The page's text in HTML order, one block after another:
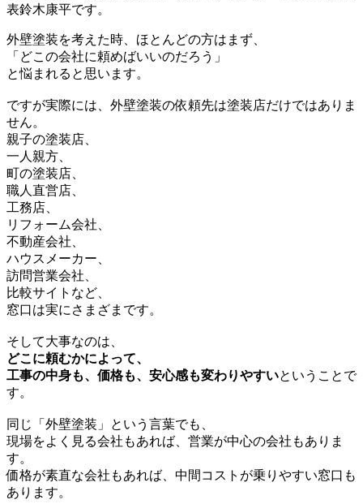
表鈴木康平です。
外壁塗装を考えた時、ほとんどの方はまず、
「どこの会社に頼めばいいのだろう」
と悩まれると思います。
ですが実際には、外壁塗装の依頼先は塗装店だけではありま
せん。
親子の塗装店、
一人親方、
町の塗装店、
職人直営店、
工務店、
リフォーム会社、
不動産会社、
ハウスメーカー、
訪問営業会社、
比較サイトなど、
窓口は実にさまざまです。
そして大事なのは、
どこに頼むかによって、
工事の中身も、価格も、安心感も変わりやすいということで
す。
同じ「外壁塗装」という言葉でも、
現場をよく見る会社もあれば、営業が中心の会社もありま
す。
価格が素直な会社もあれば、中間コストが乗りやすい窓口も
あります。